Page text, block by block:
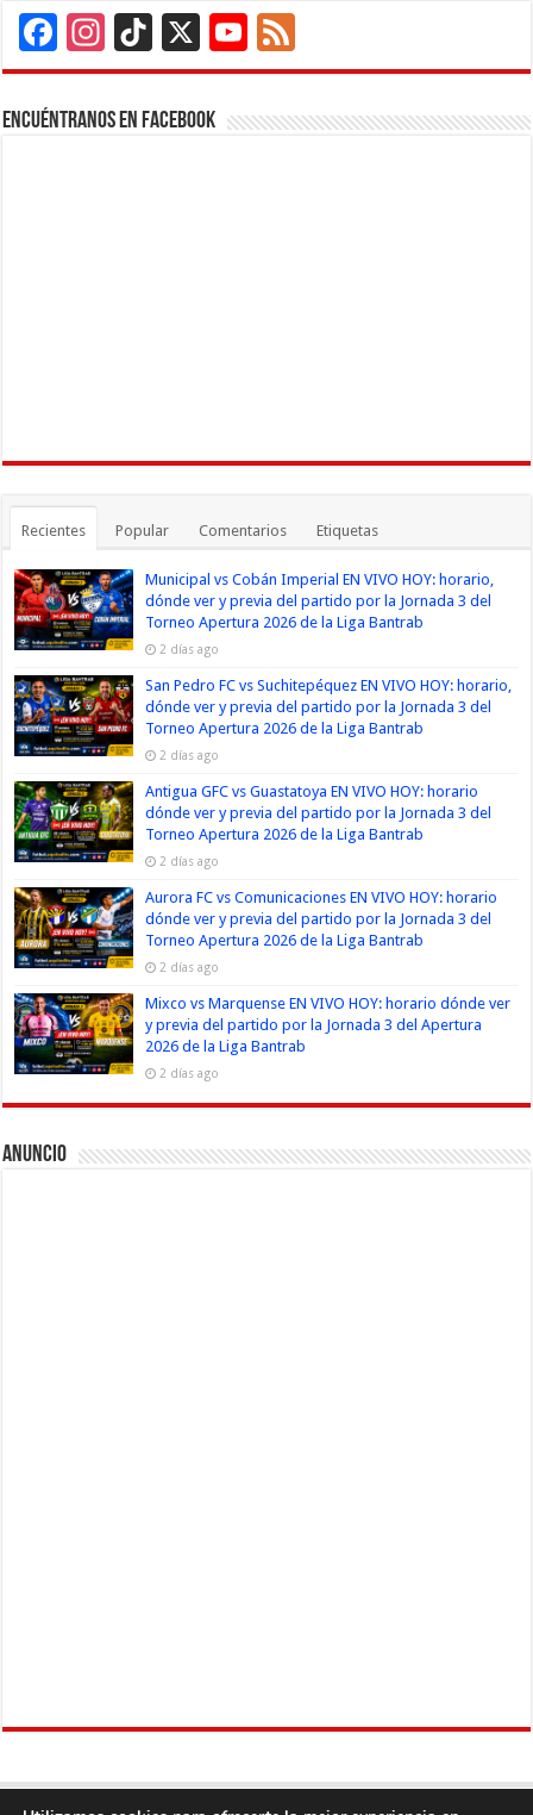
Facebook
Instagram
TikTok
X
YouTube
Channel
Encuéntranos en Facebook
Recientes Popular Comentarios Etiquetas
Municipal vs Cobán Imperial EN VIVO HOY: horario,
dónde ver y previa del partido por la Jornada 3 del
Torneo Apertura 2026 de la Liga Bantrab
2 días ago
San Pedro FC vs Suchitepéquez EN VIVO HOY: horario,
dónde ver y previa del partido por la Jornada 3 del
Torneo Apertura 2026 de la Liga Bantrab
2 días ago
Antigua GFC vs Guastatoya EN VIVO HOY: horario
dónde ver y previa del partido por la Jornada 3 del
Torneo Apertura 2026 de la Liga Bantrab
2 días ago
Aurora FC vs Comunicaciones EN VIVO HOY: horario
dónde ver y previa del partido por la Jornada 3 del
Torneo Apertura 2026 de la Liga Bantrab
2 días ago
Mixco vs Marquense EN VIVO HOY: horario dónde ver
y previa del partido por la Jornada 3 del Apertura
2026 de la Liga Bantrab
2 días ago
Anuncio